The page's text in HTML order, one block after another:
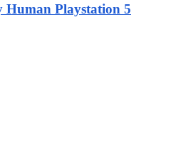
Playstation 5